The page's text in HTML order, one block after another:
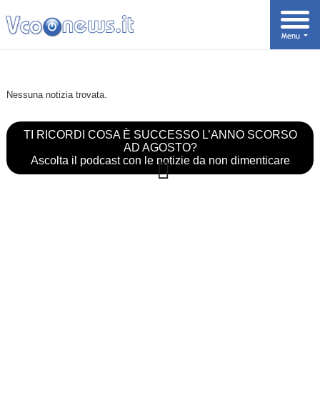
Nessuna notizia trovata.
TI RICORDI COSA È SUCCESSO L’ANNO SCORSO
AD AGOSTO?
Ascolta il podcast con le notizie da non dimenticare